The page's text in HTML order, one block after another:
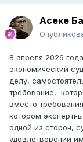
Асеке
8 апреля 2026
экономический
делу,
требование,
вместо
котором
одной из сторон,
удовлетворении